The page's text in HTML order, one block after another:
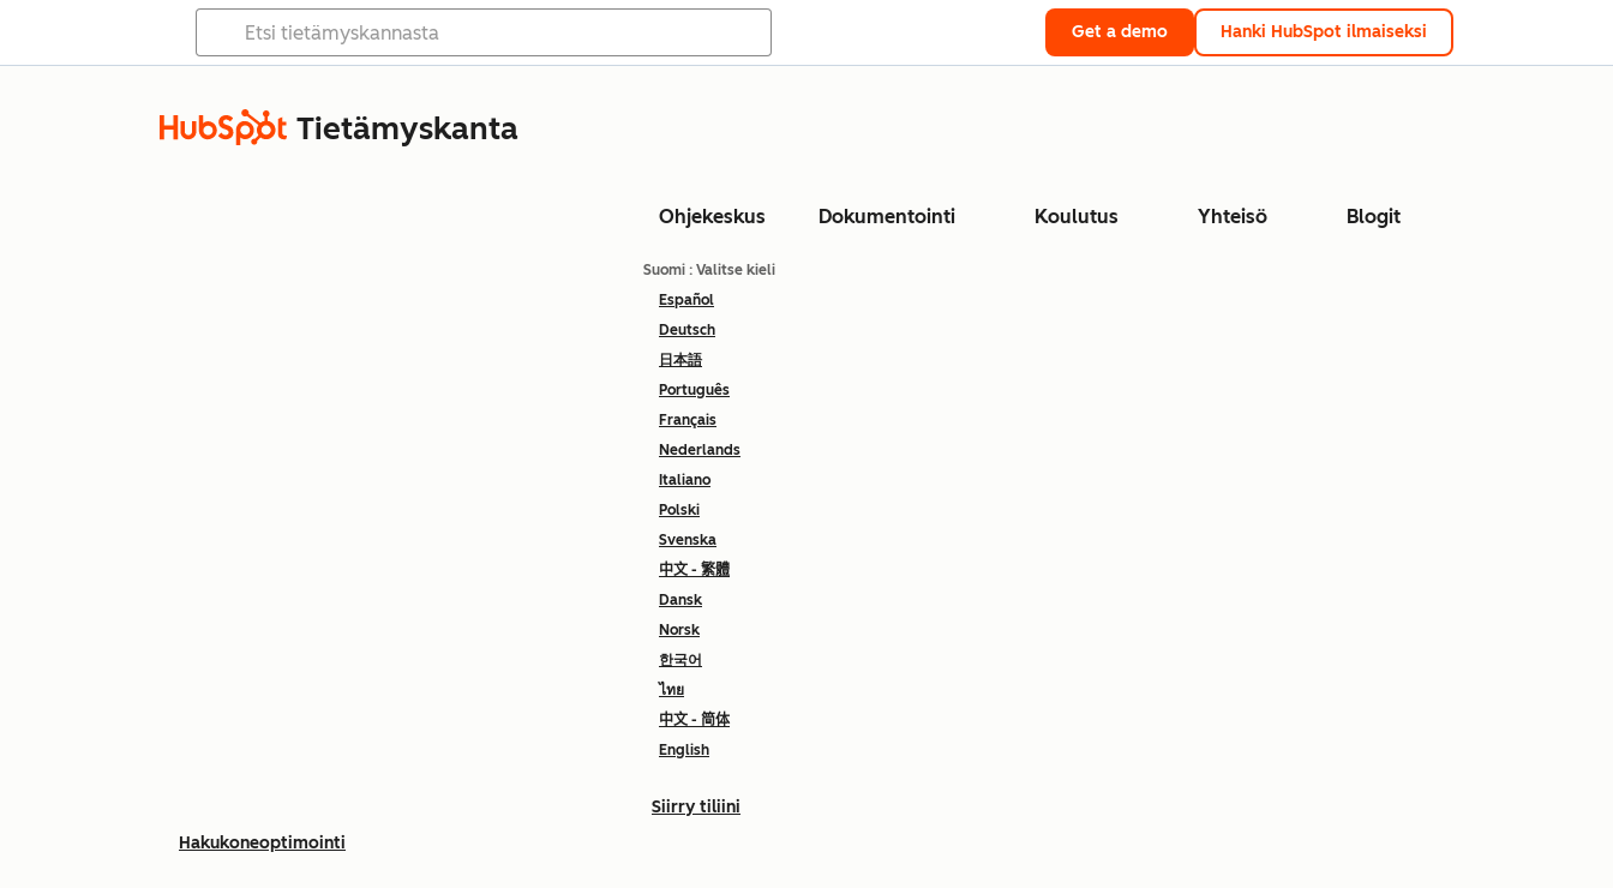
Get a demo Hanki HubSpot ilmaiseksi
Tietämyskanta
Ohjekeskus Dokumentointi Koulutus Yhteisö Blogit
Suomi : Valitse kieli
Español
Deutsch
日本語
Português
Français
Nederlands
Italiano
Polski
Svenska
中文 - 繁體
Dansk
Norsk
한국어
ไทย
中文 - 简体
English
Siirry tiliini
Hakukoneoptimointi